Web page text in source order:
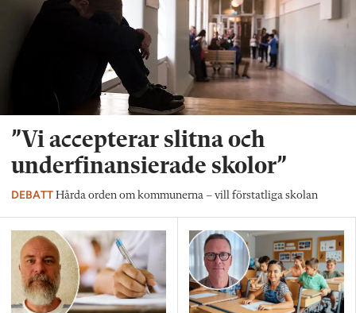
”Vi accepterar slitna och
underfinansierade skolor”
DEBATT Hårda orden om kommunerna – vill förstatliga skolan